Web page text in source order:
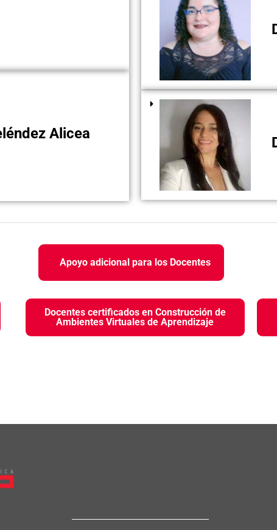
Alicea
Apoyo adicional para los Docentes
Docentes certificados en Construcción de
Ambientes Virtuales de Aprendizaje